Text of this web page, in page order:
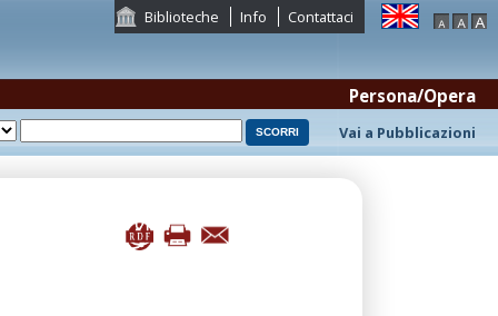
Biblioteche Info Contattaci
Persona/Opera
Vai a Pubblicazioni